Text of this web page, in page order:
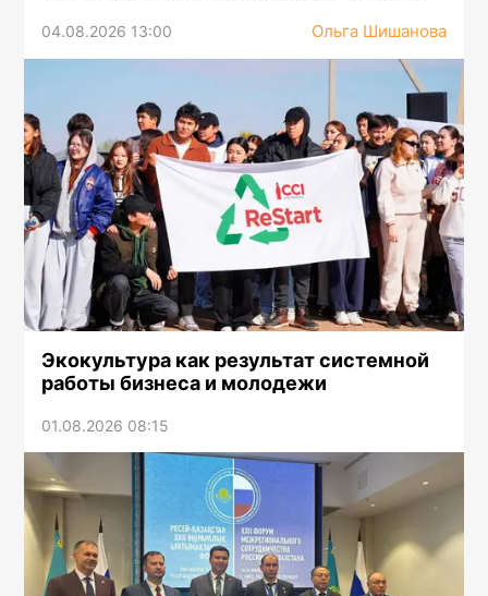
систему водных ресурсов
04.08.2026 13:00 Ольга Шишанова
Экокультура как результат системной
работы бизнеса и молодежи
01.08.2026 08:15